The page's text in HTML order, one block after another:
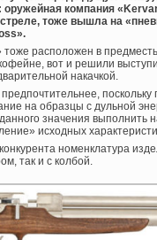
оружейная компания
тоже вышла на
расположен в
вот и решили
накачкой.
на образцы с дульной
значения
исходных
номенклатура
так и с колбой.